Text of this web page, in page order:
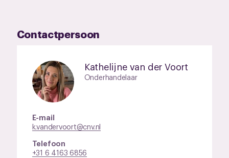
Contactpersoon
Kathelijne van der Voort
Onderhandelaar
E-mail
k.vandervoort@cnv.nl
Telefoon
+31 6 4163 6856